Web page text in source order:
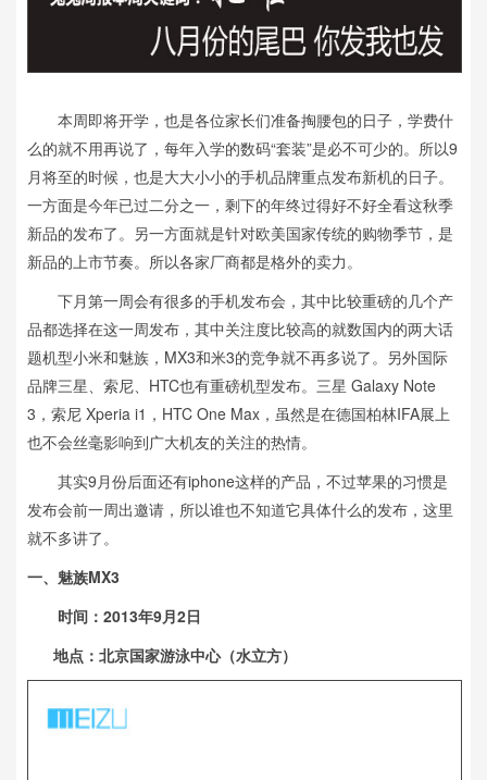
本周即将开学，也是各位家长们准备掏腰包的日子，学费什
么的就不用再说了，每年入学的数码“套装”是必不可少的。所以9
月将至的时候，也是大大小小的手机品牌重点发布新机的日子。
一方面是今年已过二分之一，剩下的年终过得好不好全看这秋季
新品的发布了。另一方面就是针对欧美国家传统的购物季节，是
新品的上市节奏。所以各家厂商都是格外的卖力。
下月第一周会有很多的手机发布会，其中比较重磅的几个产
品都选择在这一周发布，其中关注度比较高的就数国内的两大话
题机型小米和魅族，MX3和米3的竞争就不再多说了。另外国际
品牌三星、索尼、HTC也有重磅机型发布。三星 Galaxy Note
3，索尼 Xperia i1，HTC One Max，虽然是在德国柏林IFA展上
也不会丝毫影响到广大机友的关注的热情。
其实9月份后面还有iphone这样的产品，不过苹果的习惯是
发布会前一周出邀请，所以谁也不知道它具体什么的发布，这里
就不多讲了。
一、魅族MX3
时间： 2013年9月2日
地点：北京国家游泳中心（水立方）